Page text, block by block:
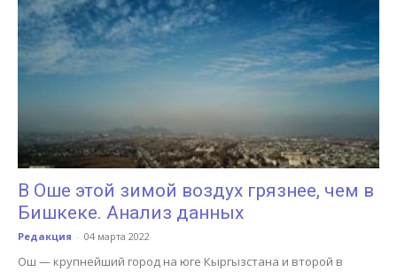
В Оше этой зимой воздух грязнее, чем в
Бишкеке. Анализ данных
Редакция - 04 марта 2022
Ош — крупнейший город на юге Кыргызстана и второй в